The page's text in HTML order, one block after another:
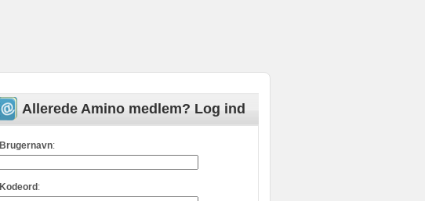
Allerede Amino medlem? Log ind
Brugernavn:
Kodeord :